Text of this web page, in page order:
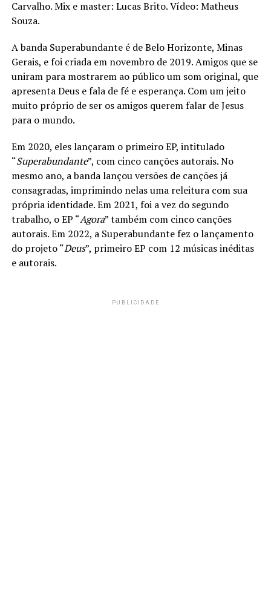
Carvalho. Mix e master: Lucas Brito. Vídeo: Matheus
Souza.
A banda Superabundante é de Belo Horizonte, Minas
Gerais, e foi criada em novembro de 2019. Amigos que se
uniram para mostrarem ao público um som original, que
apresenta Deus e fala de fé e esperança. Com um jeito
muito próprio de ser os amigos querem falar de Jesus
para o mundo.
Em 2020, eles lançaram o primeiro EP, intitulado
“Superabundante”, com cinco canções autorais. No
mesmo ano, a banda lançou versões de canções já
consagradas, imprimindo nelas uma releitura com sua
própria identidade. Em 2021, foi a vez do segundo
trabalho, o EP “Agora” também com cinco canções
autorais. Em 2022, a Superabundante fez o lançamento
do projeto “Deus”, primeiro EP com 12 músicas inéditas
e autorais.
PUBLICIDADE